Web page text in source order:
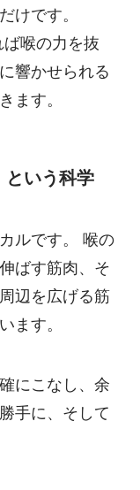
けです。
喉の力を抜
響かせられる
ます。
という科学
ルです。 喉の
ばす筋肉、そ
辺を広げる筋
ます。
にこなし、余
手に、そして